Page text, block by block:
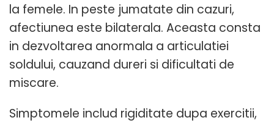
la femele. In peste jumatate din cazuri,
afectiunea este bilaterala. Aceasta consta
in dezvoltarea anormala a articulatiei
soldului, cauzand dureri si dificultati de
miscare.
Simptomele includ rigiditate dupa exercitii,